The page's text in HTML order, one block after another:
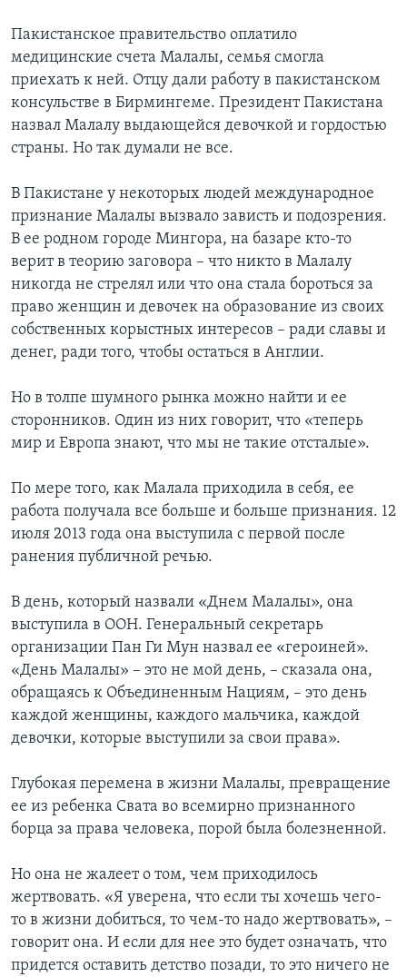
Пакистанское правительство оплатило
медицинские счета Малалы, семья смогла
приехать к ней. Отцу дали работу в пакистанском
консульстве в Бирмингеме. Президент Пакистана
назвал Малалу выдающейся девочкой и гордостью
страны. Но так думали не все.
В Пакистане у некоторых людей международное
признание Малалы вызвало зависть и подозрения.
В ее родном городе Мингора, на базаре кто-то
верит в теорию заговора – что никто в Малалу
никогда не стрелял или что она стала бороться за
право женщин и девочек на образование из своих
собственных корыстных интересов – ради славы и
денег, ради того, чтобы остаться в Англии.
Но в толпе шумного рынка можно найти и ее
сторонников. Один из них говорит, что «теперь
мир и Европа знают, что мы не такие отсталые».
По мере того, как Малала приходила в себя, ее
работа получала все больше и больше признания. 12
июля 2013 года она выступила с первой после
ранения публичной речью.
В день, который назвали «Днем Малалы», она
выступила в ООН. Генеральный секретарь
организации Пан Ги Мун назвал ее «героиней».
«День Малалы» – это не мой день, – сказала она,
обращаясь к Объединенным Нациям, – это день
каждой женщины, каждого мальчика, каждой
девочки, которые выступили за свои права».
Глубокая перемена в жизни Малалы, превращение
ее из ребенка Свата во всемирно признанного
борца за права человека, порой была болезненной.
Но она не жалеет о том, чем приходилось
жертвовать. «Я уверена, что если ты хочешь чего-
то в жизни добиться, то чем-то надо жертвовать», –
говорит она. И если для нее это будет означать, что
придется оставить детство позади, то это ничего не